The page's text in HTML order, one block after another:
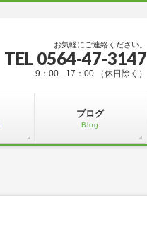
お気軽にご連絡ください。
TEL 0564-47-3147
9：00 - 17：00 （休日除く）
ブログ
Blog